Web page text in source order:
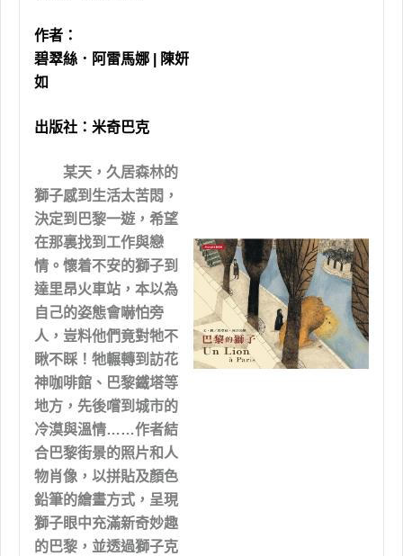
作者：
碧翠絲．阿雷馬娜 | 陳妍
如
出版社： 米奇巴克
某天，久居森林的
獅子感到生活太苦悶，
決定到巴黎一遊，希望
在那裏找到工作與戀
情。懷着不安的獅子到
達里昂火車站，本以為
自己的姿態會嚇怕旁
人，豈料他們竟對牠不
瞅不睬！牠輾轉到訪花
神咖啡館、巴黎鐵塔等
地方，先後嚐到城市的
冷漠與溫情……作者結
合巴黎街景的照片和人
物肖像，以拼貼及顏色
鉛筆的繪畫方式，呈現
獅子眼中充滿新奇妙趣
的巴黎，並透過獅子克